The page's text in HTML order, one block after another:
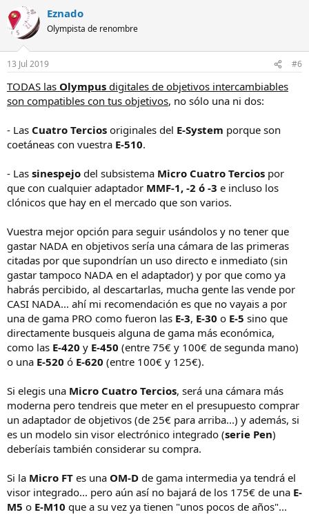
Eznado
Olympista de renombre
13 Jul 2019 #6
TODAS las Olympus digitales de objetivos intercambiables
son compatibles con tus objetivos, no sólo una ni dos:
- Las Cuatro Tercios originales del E-System porque son
coetáneas con vuestra E-510.
- Las sinespejo del subsistema Micro Cuatro Tercios por
que con cualquier adaptador MMF-1, -2 ó -3 e incluso los
clónicos que hay en el mercado que son varios.
Vuestra mejor opción para seguir usándolos y no tener que
gastar NADA en objetivos sería una cámara de las primeras
citadas por que supondrían un uso directo e inmediato (sin
gastar tampoco NADA en el adaptador) y por que como ya
habrás percibido, al descartarlas, mucha gente las vende por
CASI NADA... ahí mi recomendación es que no vayais a por
una de gama PRO como fueron las E-3, E-30 o E-5 sino que
directamente busqueis alguna de gama más económica,
como las E-420 y E-450 (entre 75€ y 100€ de segunda mano)
o una E-520 ó E-620 (entre 100€ y 125€).
Si elegis una Micro Cuatro Tercios, será una cámara más
moderna pero tendreis que meter en el presupuesto comprar
un adaptador de objetivos (de 25€ para arriba...) y además, si
es un modelo sin visor electrónico integrado (serie Pen)
deberíais también considerar su compra.
Si la Micro FT es una OM-D de gama intermedia ya tendrá el
visor integrado... pero aún así no bajará de los 175€ de una E-
M5 o E-M10 que a su vez ya tienen "unos pocos de años"...